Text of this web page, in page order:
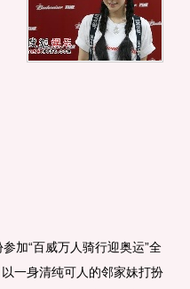
加“百威万人骑行迎奥运”全
一身清纯可人的邻家妹打扮